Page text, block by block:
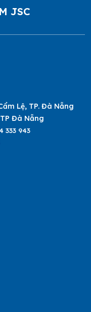
JSC
Lệ, TP. Đà Nẵng
Đà Nẵng
333 943